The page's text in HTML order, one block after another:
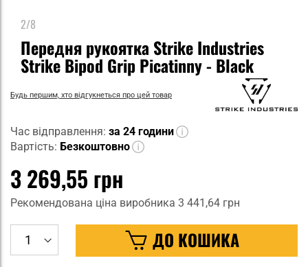
2/8
Передня рукоятка Strike Industries
Strike Bipod Grip Picatinny - Black
Будь першим, хто відгукнеться про цей товар
Час відправлення: за 24 години
Вартість: Безкоштовно
3 269,55 грн
Рекомендована ціна виробника 3 441,64 грн
ДО КОШИКА